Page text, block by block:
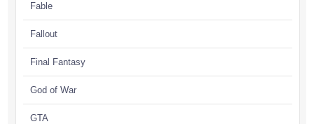
Fable
Fallout
Final Fantasy
God of War
GTA